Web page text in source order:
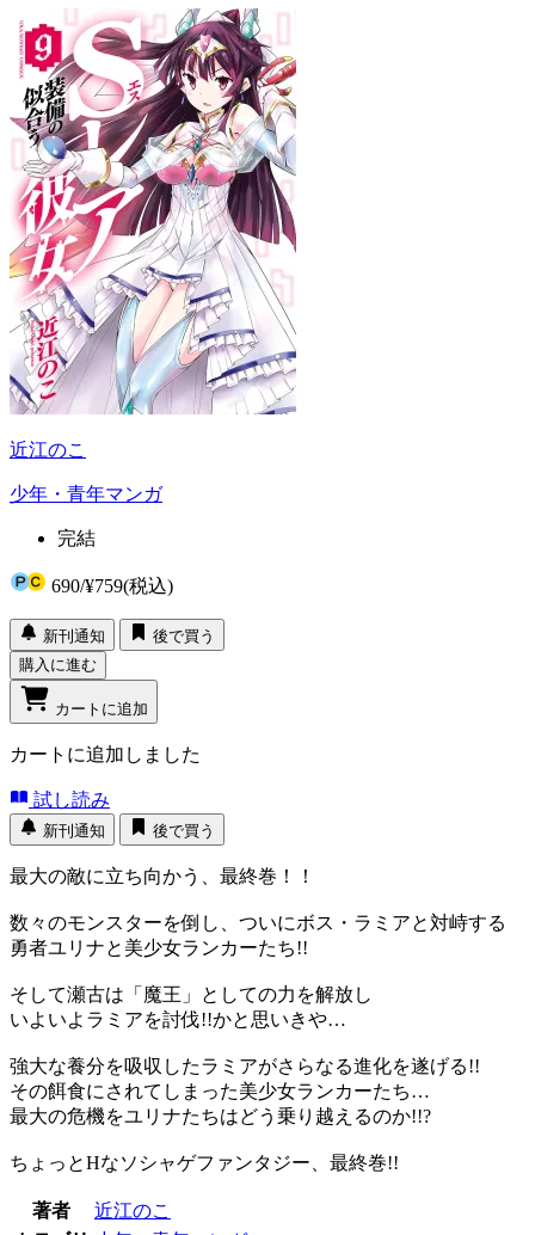
近江のこ
少年・青年マンガ
完結
690/¥759(税込)
新刊通知
後で買う
購入に進む
カートに追加
カートに追加しました
試し読み
新刊通知 後で買う
最大の敵に立ち向かう、最終巻！！
数々のモンスターを倒し、ついにボス・ラミアと対峙する
勇者ユリナと美少女ランカーたち!!
そして瀬古は「魔王」としての力を解放し
いよいよラミアを討伐!!かと思いきや…
強大な養分を吸収したラミアがさらなる進化を遂げる!!
その餌食にされてしまった美少女ランカーたち…
最大の危機をユリナたちはどう乗り越えるのか!!?
ちょっとHなソシャゲファンタジー、最終巻!!
著者
近江のこ